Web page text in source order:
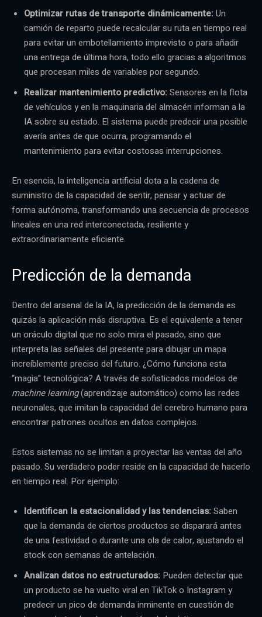
Optimizar rutas de transporte dinámicamente: Un
camión de reparto puede recalcular su ruta en tiempo real
para evitar un embotellamiento imprevisto o para añadir
una entrega de última hora, todo ello gracias a algoritmos
que procesan miles de variables por segundo.
Realizar mantenimiento predictivo: Sensores en la flota
de vehículos y en la maquinaria del almacén informan a la
IA sobre su estado. El sistema puede predecir una posible
avería antes de que ocurra, programando el
mantenimiento para evitar costosas interrupciones.
En esencia, la inteligencia artificial dota a la cadena de
suministro de la capacidad de sentir, pensar y actuar de
forma autónoma, transformando una secuencia de procesos
lineales en una red interconectada, resiliente y
extraordinariamente eficiente.
Predicción de la demanda
Dentro del arsenal de la IA, la predicción de la demanda es
quizás la aplicación más disruptiva. Es el equivalente a tener
un oráculo digital que no solo mira el pasado, sino que
interpreta las señales del presente para dibujar un mapa
increíblemente preciso del futuro. ¿Cómo funciona esta
“magia” tecnológica? A través de sofisticados modelos de
machine learning(aprendizaje automático) como las redes
neuronales, que imitan la capacidad del cerebro humano para
encontrar patrones ocultos en datos complejos.
Estos sistemas no se limitan a proyectar las ventas del año
pasado. Su verdadero poder reside en la capacidad de hacerlo
en tiempo real. Por ejemplo:
Identifican la estacionalidad y las tendencias: Saben
que la demanda de ciertos productos se disparará antes
de una festividad o durante una ola de calor, ajustando el
stock con semanas de antelación.
Analizan datos no estructurados: Pueden detectar que
un producto se ha vuelto viral en TikTok o Instagram y
predecir un pico de demanda inminente en cuestión de